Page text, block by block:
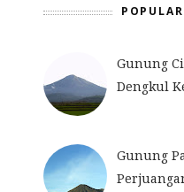
Gunung
Dengkul
Gunung